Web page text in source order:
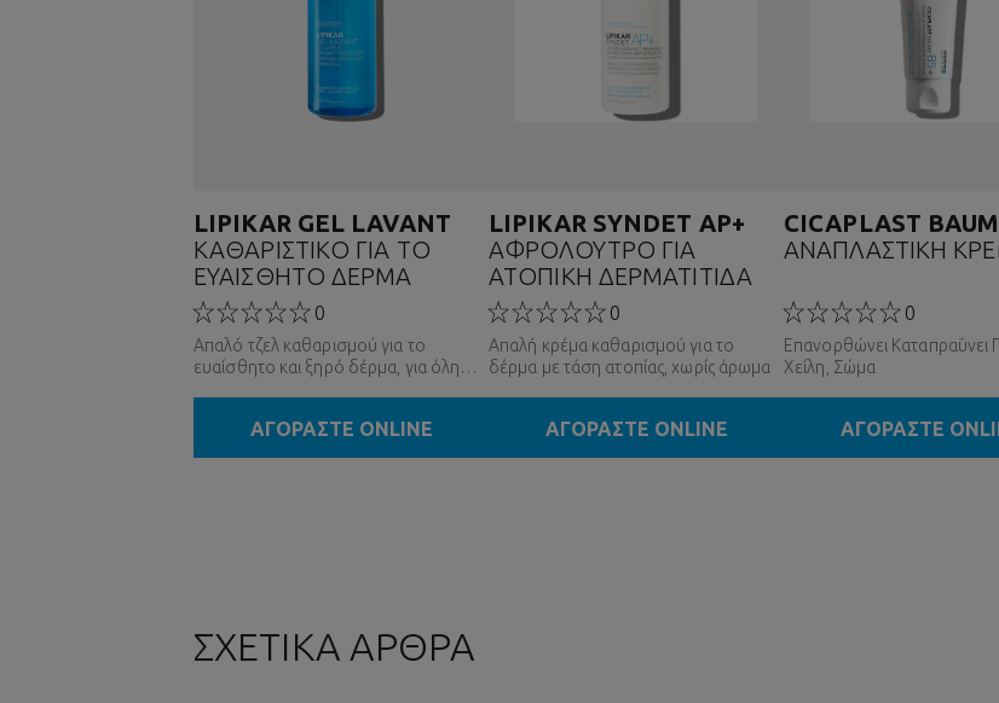
LIPIKAR GEL LAVANT
ΚΑΘΑΡΙΣΤΙΚΟ ΓΙΑ ΤΟ
ΕΥΑΙΣΘΗΤΟ ΔΕΡΜΑ
0
Απαλό τζελ καθαρισμού για το
ευαίσθητο και ξηρό δέρμα, για όλη
ΑΓΟΡΑΣΤΕ ONLINE
LIPIKAR SYNDET AP+
ΑΦΡΟΛΟΥΤΡΟ ΓΙΑ
ΑΤΟΠΙΚΗ ΔΕΡΜΑΤΙΤΙΔΑ
0
Απαλή κρέμα καθαρισμού για το
δέρμα με τάση ατοπίας, χωρίς άρωμα
ΑΓΟΡΑΣΤΕ ONLINE
CICAPLAST
ΑΝΑΠΛΑΣΤΙΚΗ
0
Επανορθώνει Καταπραΰνει
Χείλη, Σώμα
ΑΓΟΡΑΣΤΕ
ΣΧΕΤΙΚΑ ΑΡΘΡΑ